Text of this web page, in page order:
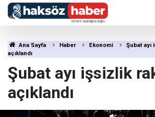
Ana Sayfa Haber Ekonomi
Şubat ayı
açıklandı
Şubat ayı işsizlik
açıklandı